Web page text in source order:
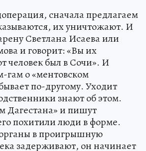
сначала предлагаем
их уничтожают. И
Светлана Исаева или
и говорит: «Вы их
человек был в Сочи». И
гам о «ментовском
по-другому. Уходит
знают об этом.
Дагестана» и пишут
похитили люди в форме.
в проигрышную
задерживают, он начинает